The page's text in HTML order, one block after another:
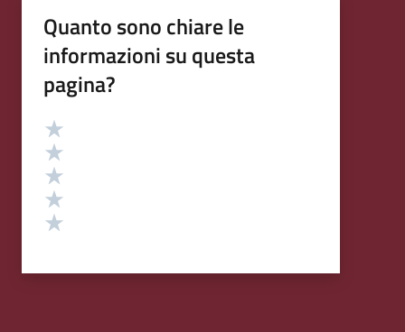
Quanto sono chiare le
informazioni su questa
pagina?
Valutazione